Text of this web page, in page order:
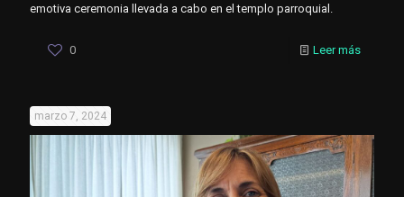
emotiva ceremonia llevada a cabo en el templo parroquial.
0 Leer más
marzo 7, 2024